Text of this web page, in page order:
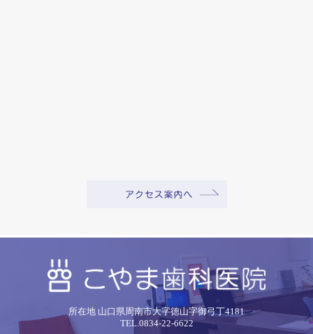
所在地 山口県周南市大字徳山字御弓丁4181
TEL.0834-22-6622